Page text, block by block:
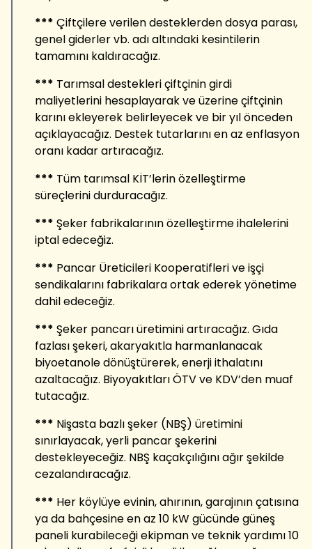
*** Çiftçilere verilen desteklerden dosya parası,
genel giderler vb. adı altındaki kesintilerin
tamamını kaldıracağız.
*** Tarımsal destekleri çiftçinin girdi
maliyetlerini hesaplayarak ve üzerine çiftçinin
karını ekleyerek belirleyecek ve bir yıl önceden
açıklayacağız. Destek tutarlarını en az enflasyon
oranı kadar artıracağız.
*** Tüm tarımsal KİT’lerin özelleştirme
süreçlerini durduracağız.
*** Şeker fabrikalarının özelleştirme ihalelerini
iptal edeceğiz.
*** Pancar Üreticileri Kooperatifleri ve işçi
sendikalarını fabrikalara ortak ederek yönetime
dahil edeceğiz.
*** Şeker pancarı üretimini artıracağız. Gıda
fazlası şekeri, akaryakıtla harmanlanacak
biyoetanole dönüştürerek, enerji ithalatını
azaltacağız. Biyoyakıtları ÖTV ve KDV’den muaf
tutacağız.
*** Nişasta bazlı şeker (NBŞ) üretimini
sınırlayacak, yerli pancar şekerini
destekleyeceğiz. NBŞ kaçakçılığını ağır şekilde
cezalandıracağız.
*** Her köylüye evinin, ahırının, garajının çatısına
ya da bahçesine en az 10 kW gücünde güneş
paneli kurabileceği ekipman ve teknik yardımı 10